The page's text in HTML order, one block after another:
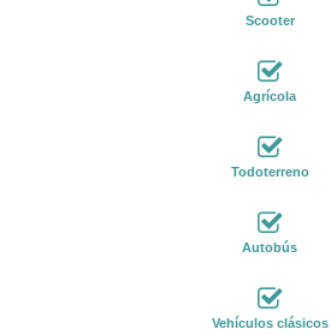
Scooter
Agrícola
Todoterreno
Autobús
Vehículos clásicos